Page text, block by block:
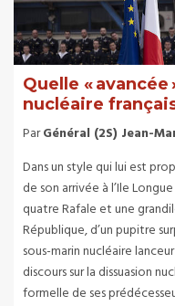
Quelle «
nucléaire
ParGénéral (2S) Jean-
Dans un style qui lui est
de son arrivée à l’Ile
quatre Rafale et une
République, d’un pupitre
sous-marin nucléaire
discours sur la dissuasion
formelle de ses